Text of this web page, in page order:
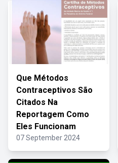
Que Métodos
Contraceptivos São
Citados Na
Reportagem Como
Eles Funcionam
07 September 2024